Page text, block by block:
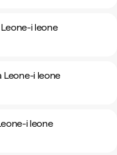
Leone-i leone
Leone-i leone
i leone